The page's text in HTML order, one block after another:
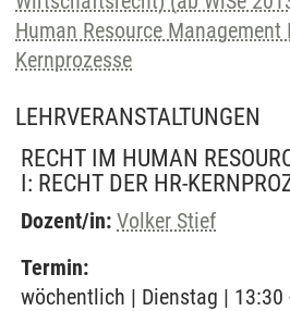
Human Resource Management
Kernprozesse
LEHRVERANSTALTUNGEN
RECHT IM HUMAN
I: RECHT DER HR-
Dozent/in: Volker Stief
Termin:
wöchentlich | Dienstag |